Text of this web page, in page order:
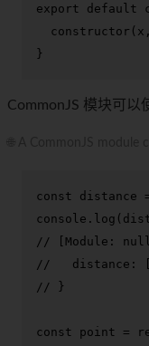
export
default
constructor (
}
CommonJS 模块可以
const distance
console . log
// [Module:
//   distance:
// }
const point =